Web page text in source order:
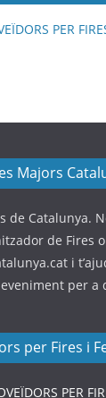
Majors
de Catalunya.
de Fires
i
per a
per Fires i